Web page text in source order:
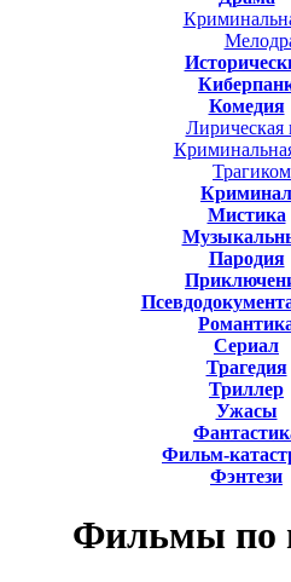
Комедия
Лирическая
Криминал
Мистика
Пародия
Cериал
Трагедия
Триллер
Ужасы
Фильм-
Фэнтези
Фильмы по